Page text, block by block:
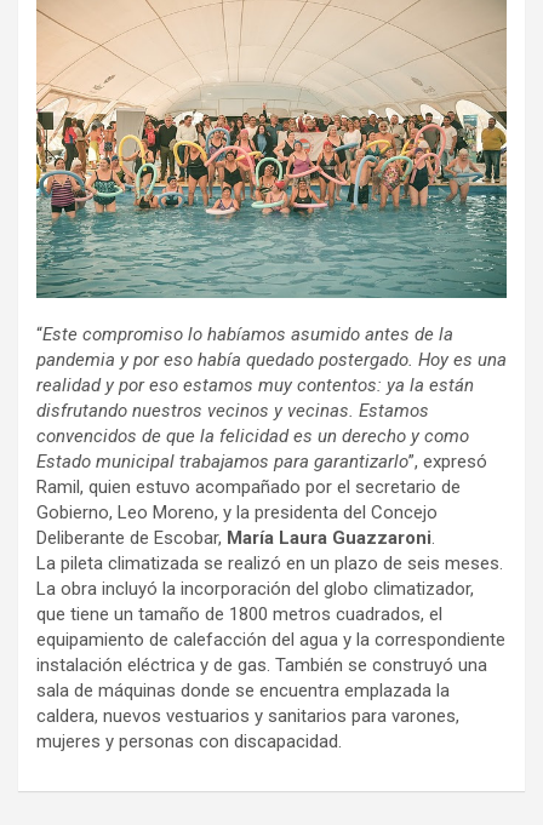
“Este compromiso lo habíamos asumido antes de la
pandemia y por eso había quedado postergado. Hoy es una
realidad y por eso estamos muy contentos: ya la están
disfrutando nuestros vecinos y vecinas. Estamos
convencidos de que la felicidad es un derecho y como
Estado municipal trabajamos para garantizarlo”, expresó
Ramil, quien estuvo acompañado por el secretario de
Gobierno, Leo Moreno, y la presidenta del Concejo
Deliberante de Escobar, María Laura Guazzaroni.
La pileta climatizada se realizó en un plazo de seis meses.
La obra incluyó la incorporación del globo climatizador,
que tiene un tamaño de 1800 metros cuadrados, el
equipamiento de calefacción del agua y la correspondiente
instalación eléctrica y de gas. También se construyó una
sala de máquinas donde se encuentra emplazada la
caldera, nuevos vestuarios y sanitarios para varones,
mujeres y personas con discapacidad.